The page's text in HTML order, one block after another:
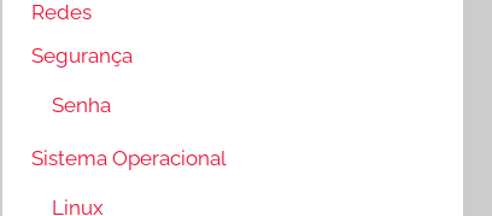
Redes
Segurança
Senha
Sistema Operacional
Linux